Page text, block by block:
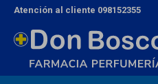
Atención al cliente 098152355